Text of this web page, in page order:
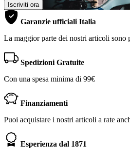
Iscriviti ora
Garanzie ufficiali Italia
La maggior parte dei nostri articoli sono
Spedizioni Gratuite
Con una spesa minima di 99€
Finanziamenti
Puoi acquistare i nostri articoli a rate
Esperienza dal 1871